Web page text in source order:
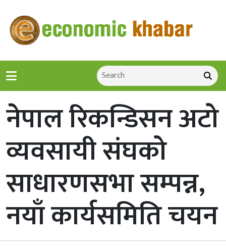
नेपाल रिकन्डिसन अटो
व्यवसायी संघको
साधारणसभा सम्पन्न,
नयाँ कार्यसमिति चयन